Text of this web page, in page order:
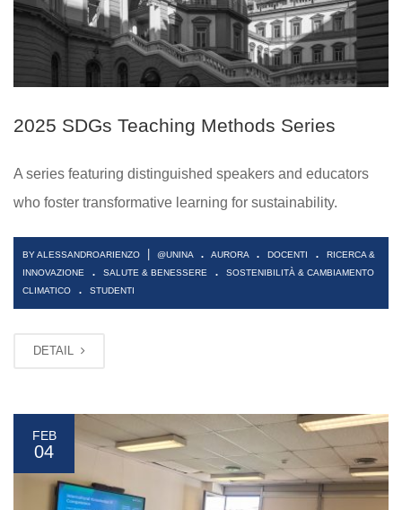
2025 SDGs Teaching Methods Series
A series featuring distinguished speakers and educators
who foster transformative learning for sustainability.
BY ALESSANDROARIENZO | @UNINA . AURORA . DOCENTI .
RICERCA &
INNOVAZIONE
. SALUTE & BENESSERE .
SOSTENIBILITÀ & CAMBIAMENTO
CLIMATICO
. STUDENTI
DETAIL
FEB
04